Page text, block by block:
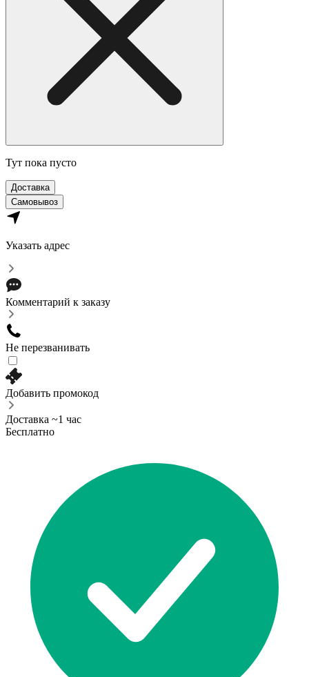
Тут пока пусто
Доставка
Самовывоз
Указать адрес
Комментарий к заказу
Не перезванивать
Добавить промокод
Доставка ~1 час
Бесплатно